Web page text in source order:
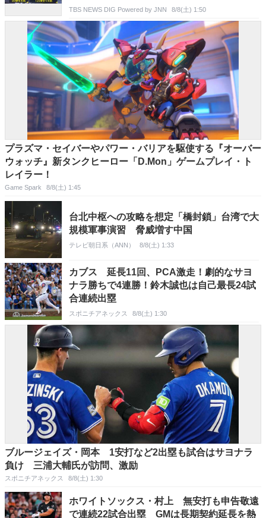
者も 週明け15号も本州へ【news23】
TBS NEWS DIG Powered by JNN 8/8(土) 1:50
プラズマ・セイバーやパワー・バリアを駆使する『オーバー
ウォッチ』新タンクヒーロー「D.Mon」ゲームプレイ・ト
レイラー！
Game Spark 8/8(土) 1:45
台北中枢への攻略を想定「橋封鎖」台湾で大
規模軍事演習 脅威増す中国
テレビ朝日系（ANN） 8/8(土) 1:33
カブス 延長11回、PCA激走！劇的なサヨ
ナラ勝ちで4連勝！鈴木誠也は自己最長24試
合連続出塁
スポニチアネックス 8/8(土) 1:30
ブルージェイズ・岡本 1安打など2出塁も試合はサヨナラ
負け 三浦大輔氏が訪問、激励
スポニチアネックス 8/8(土) 1:30
ホワイトソックス・村上 無安打も申告敬遠
で連続22試合出塁 GMは長期契約延長を熱